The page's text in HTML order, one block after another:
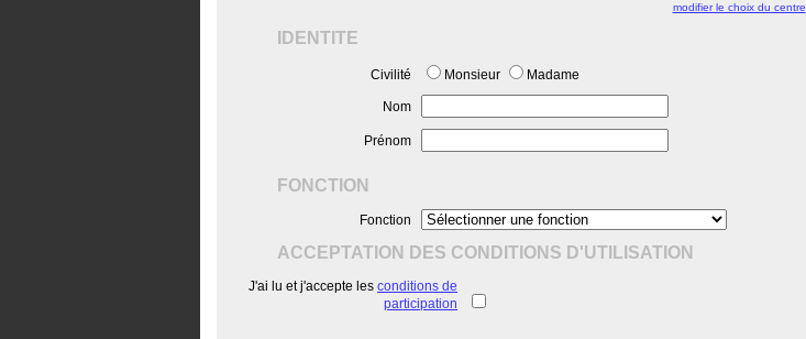
modifier le choix du centre
IDENTITE
Civilité Monsieur Madame
Nom
Prénom
FONCTION
Fonction
ACCEPTATION DES CONDITIONS D'UTILISATION
J'ai lu et j'accepte les conditions de
participation